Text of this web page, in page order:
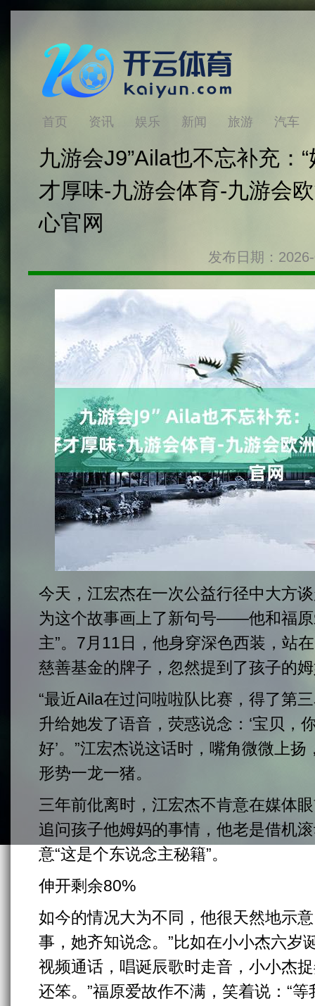
首页 资讯 娱乐 新闻 旅游 汽车
九游会J9”Aila也不忘补充：
才厚味-九游会体育-九游会
心官网
发布日期：
今天，江宏杰在一次公益行径中大方
为这个故事画上了新句号——他和福原
主”。7月11日，他身穿深色西装，站
慈善基金的牌子，忽然提到了孩子的
“最近Aila在过问啦啦队比赛，得了第
升给她发了语音，荧惑说念：‘宝贝，
好’。”江宏杰说这话时，嘴角微微上
形势一龙一猪。
三年前仳离时，江宏杰不肯意在媒体
追问孩子他姆妈的事情，他老是借机
意“这是个东说念主秘籍”。
伸开剩余80%
如今的情况大为不同，他很天然地示
事，她齐知说念。”比如在小小杰六岁
视频通话，唱诞辰歌时走音，小小杰
还笨。”福原爱故作不满，笑着说：“